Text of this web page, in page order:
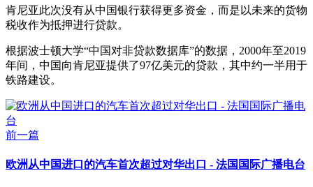
肯尼亚此次没有从中国银行获得更多资金，而是以未来的货物
税收作为抵押进行贷款。
根据波士顿大学“中国对非贷款数据库”的数据，2000年至2019
年间，中国向肯尼亚提供了97亿美元的贷款，其中约一半用于
铁路建设。
前一篇
欧洲从中国进口的汽车首次超过对华出口 - 法国国际广播电台